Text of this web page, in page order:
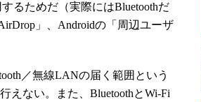
るためだ（実際にはBluetoothだ
」、Androidの「周辺ユーザ
／無線LANの届く範囲という
えない。また、BluetoothとWi-Fi